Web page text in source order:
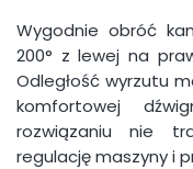
Wygodnie obróć
200° z lewej na
Odległość wyrzutu
komfortowej
rozwiązaniu nie
regulację maszyny i